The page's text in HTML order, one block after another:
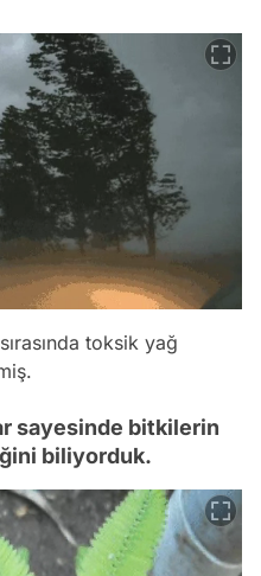
toksik yağ
sayesinde bitkilerin
biliyorduk.